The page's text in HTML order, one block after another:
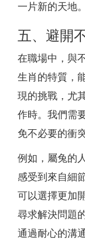
一片新的天地。
五、避開
在職場中，與
生肖的特質，
現的挑戰，尤
作時。我們需
免不必要的衝
例如，屬兔的
感受到來自細
可以選擇更加
尋求解決問題
通過耐心的溝